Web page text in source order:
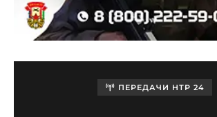
ПЕРЕДАЧИ НТР 24